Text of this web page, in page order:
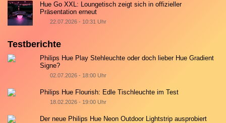
Hue Go XXL: Loungetisch zeigt sich in offizieller
Präsentation erneut
22.07.2026 - 10:31 Uhr
Testberichte
Philips Hue Play Stehleuchte oder doch lieber Hue Gradient
Signe?
02.07.2026 - 18:00 Uhr
Philips Hue Flourish: Edle Tischleuchte im Test
18.02.2026 - 19:00 Uhr
Der neue Philips Hue Neon Outdoor Lightstrip ausprobiert